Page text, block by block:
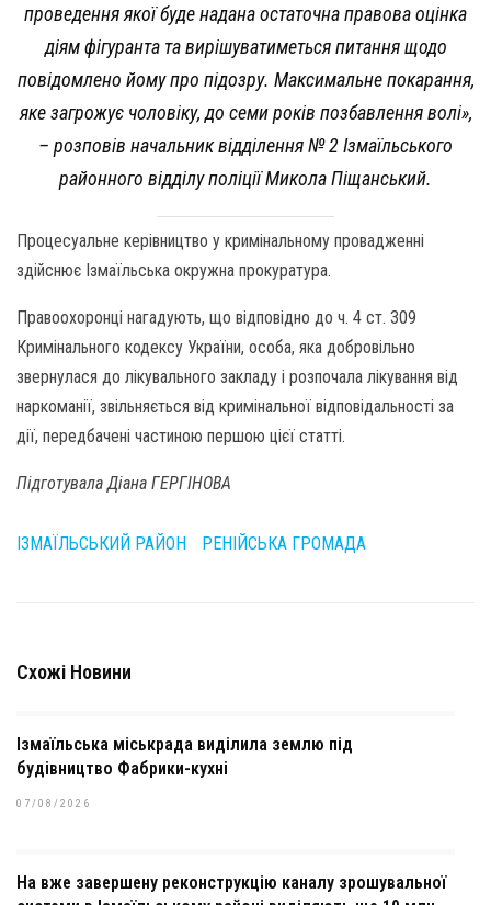
проведення якої буде надана остаточна правова оцінка
діям фігуранта та вирішуватиметься питання щодо
повідомлено йому про підозру. Максимальне покарання,
яке загрожує чоловіку, до семи років позбавлення волі»,
– розповів начальник відділення № 2 Ізмаїльського
районного відділу поліції Микола Піщанський.
Процесуальне керівництво у кримінальному провадженні
здійснює Ізмаїльська окружна прокуратура.
Правоохоронці нагадують, що відповідно до ч. 4 ст. 309
Кримінального кодексу України, особа, яка добровільно
звернулася до лікувального закладу і розпочала лікування від
наркоманії, звільняється від кримінальної відповідальності за
дії, передбачені частиною першою цієї статті.
Підготувала Діана ГЕРГІНОВА
ІЗМАЇЛЬСЬКИЙ РАЙОН РЕНІЙСЬКА ГРОМАДА
Схожі Новини
Ізмаїльська міськрада виділила землю під
будівництво Фабрики-кухні
07/08/2026
На вже завершену реконструкцію каналу зрошувальної